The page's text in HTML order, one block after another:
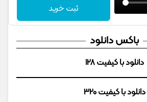
ثبت خرید
باکس دانلود
دانلود با کیفیت 128
دانلود با کیفیت 320